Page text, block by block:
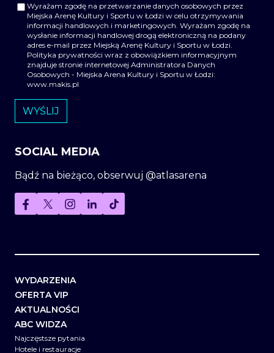
Wyrażam zgodę na przetwarzanie danych osobowych przez
Miejska Arenę Kultury i Sportu w Łodzi w celu otrzymywania
informacji handlowych i marketingowych. Wyrażam zgodę na
wysłanie informacji handlowej drogą elektroniczną na podany
adres e-mail przez Miejską Arenę Kultury i Sportu w Łodzi.
Polityka prywatności wraz z obowiązkiem informacyjnym
znajduje stronie internetowej Administratora Danych
Osobowych - Miejska Arena Kultury i Sportu w Łodzi:
www.makis.pl
SOCIAL MEDIA
Bądź na bieżąco, obserwuj @atlasarena
WYDARZENIA
OFERTA VIP
AKTUALNOŚCI
ABC WIDZA
Najczęstsze pytania
Hotele i restauracje